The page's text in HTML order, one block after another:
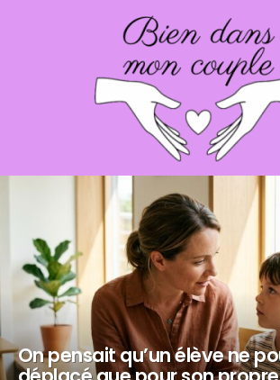
On pensait qu’un élève ne